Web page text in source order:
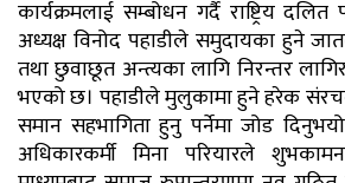
कार्यक्रमलाई सम्बोधन गर्दै राष्ट्रिय
अध्यक्ष विनोद पहाडीले समुदायका हुने
तथा छुवाछूत अन्त्यका लागि निरन्तर
भएको छ। पहाडीले मुलुकामा हुने हरेक
समान सहभागिता हुनु पर्नेमा जोड
अधिकारकर्मी मिना परियारले